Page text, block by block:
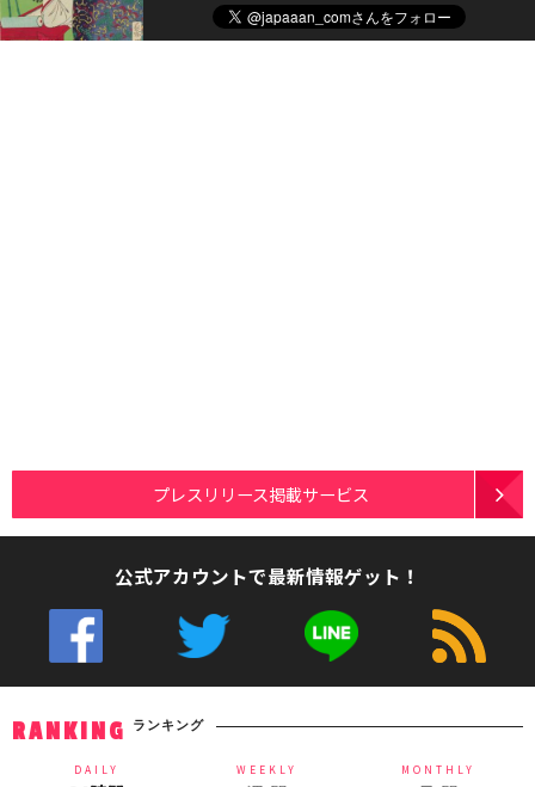
プレスリリース掲載サービス
公式アカウントで最新情報ゲット！
RANKING ランキング
DAILY WEEKLY MONTHLY